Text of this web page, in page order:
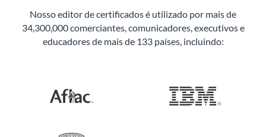
Nosso editor de certificados é utilizado por mais de
34,300,000 comerciantes, comunicadores, executivos e
educadores de mais de 133 países, incluindo: